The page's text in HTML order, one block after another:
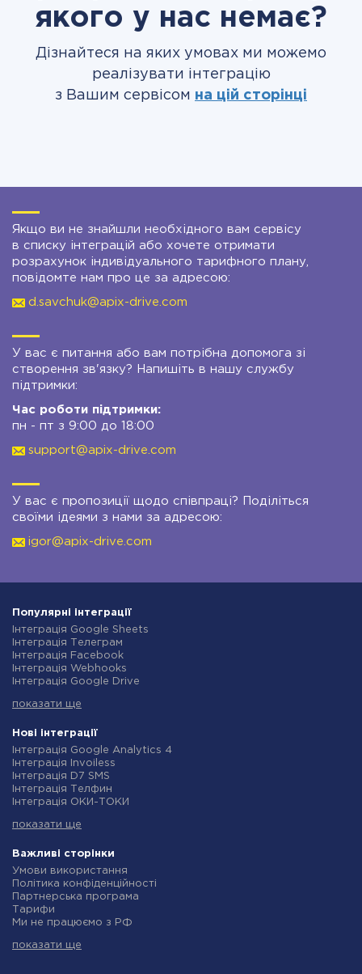
якого у нас немає?
Дізнайтеся на яких умовах ми можемо
реалізувати інтеграцію
з Вашим сервісом на цій сторінці
Якщо ви не знайшли необхідного вам сервісу
в списку інтеграцій або хочете отримати
розрахунок індивідуального тарифного плану,
повідомте нам про це за адресою:
d.savchuk@apix-drive.com
У вас є питання або вам потрібна допомога зі
створення зв'язку? Напишіть в нашу службу
підтримки:
Час роботи підтримки:
пн - пт з 9:00 до 18:00
support@apix-drive.com
У вас є пропозиції щодо співпраці? Поділіться
своїми ідеями з нами за адресою:
igor@apix-drive.com
Популярні інтеграції
Інтеграція Google Sheets
Інтеграція Телеграм
Інтеграція Facebook
Інтеграція Webhooks
Інтеграція Google Drive
Інтеграція Gmail
Інтеграція Rozetka
Інтеграція OpenAI (ChatGPT)
Інтеграція Binotel
Інтеграція Prom
Інтеграція Приват24
Інтеграція OLX
Інтеграція SendPulse
Інтеграція Stream Telecom
Інтеграція Google Analytics
Інтеграція Creatio
Інтеграція Ringostat
Інтеграція Google Calendar
Інтеграція Airtable
показати ще
Нові інтеграції
Інтеграція Google Analytics 4
Інтеграція Invoiless
Інтеграція D7 SMS
Інтеграція Телфин
Інтеграція ОКИ-ТОКИ
Інтеграція Microsoft Dynamics 365
Інтеграція TxtSync
Інтеграція Wire2Air
Інтеграція Corezoid
Інтеграція Infobip
Інтеграція Instasent
Інтеграція AtomPark
Інтеграція Campaign Monitor
показати ще
Важливі сторінки
Умови використання
Політика конфіденційності
Партнерська програма
Тарифи
Ми не працюємо з РФ
Індивідуальна розробка
показати ще